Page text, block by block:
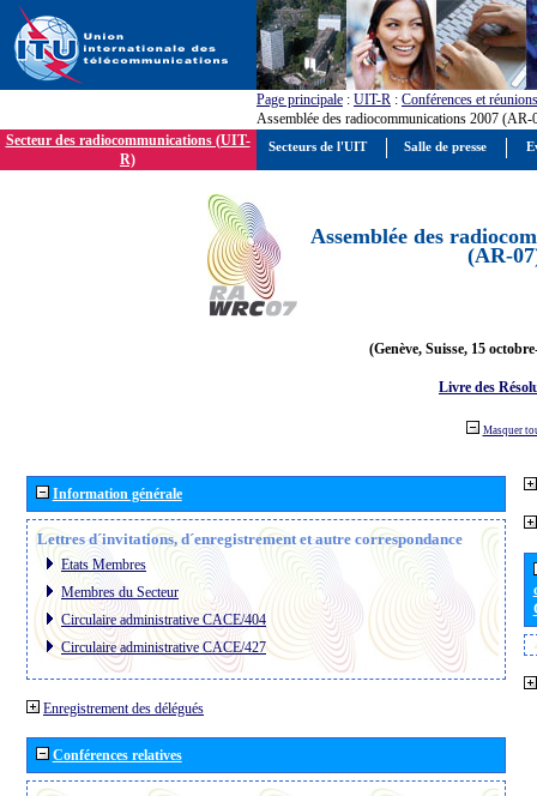
Page principale : UIT-R : Conférences et réunions
Assemblée des radiocommunications 2007 (AR-
Secteur des radiocommunications (UIT-
R)
Assemblée des
(AR-
(Genève, Suisse, 15
Livre des
Masquer
Information générale
Lettres d´invitations, d´enregistrement et autre correspondance
Etats Membres
Membres du Secteur
Circulaire administrative CACE/404
Circulaire administrative CACE/427
Enregistrement des délégués
Conférences relatives
Secteurs de l'UIT Salle de presse